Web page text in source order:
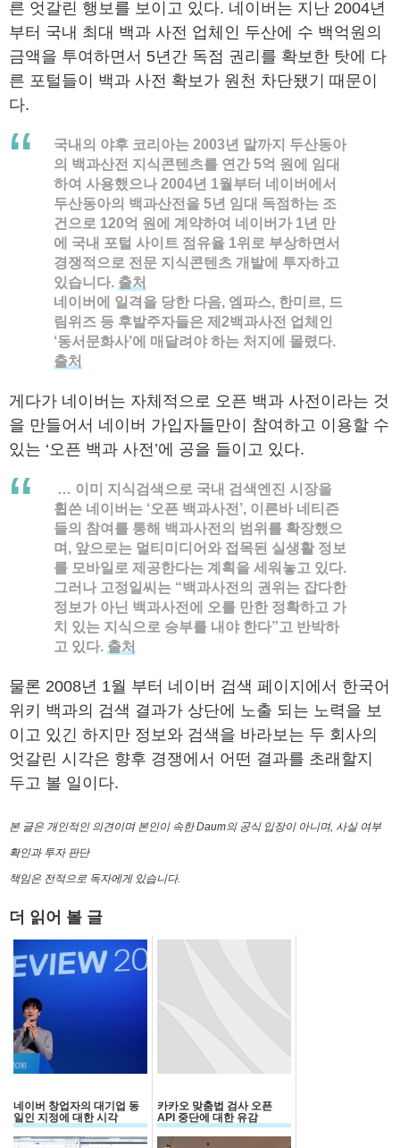
른 엇갈린 행보를 보이고 있다. 네이버는 지난 2004년
부터 국내 최대 백과 사전 업체인 두산에 수 백억원의
금액을 투여하면서 5년간 독점 권리를 확보한 탓에 다
른 포털들이 백과 사전 확보가 원천 차단됐기 때문이
다.
국내의 야후 코리아는 2003년 말까지 두산동아
의 백과산전 지식콘텐츠를 연간 5억 원에 임대
하여 사용했으나 2004년 1월부터 네이버에서
두산동아의 백과산전을 5년 임대 독점하는 조
건으로 120억 원에 계약하여 네이버가 1년 만
에 국내 포털 사이트 점유율 1위로 부상하면서
경쟁적으로 전문 지식콘텐츠 개발에 투자하고
있습니다. 출처
네이버에 일격을 당한 다음, 엠파스, 한미르, 드
림위즈 등 후발주자들은 제2백과사전 업체인
‘동서문화사’에 매달려야 하는 처지에 몰렸다.
출처
게다가 네이버는 자체적으로 오픈 백과 사전이라는 것
을 만들어서 네이버 가입자들만이 참여하고 이용할 수
있는 ‘오픈 백과 사전’에 공을 들이고 있다.
… 이미 지식검색으로 국내 검색엔진 시장을
휩쓴 네이버는 ‘오픈 백과사전’, 이른바 네티즌
들의 참여를 통해 백과사전의 범위를 확장했으
며, 앞으로는 멀티미디어와 접목된 실생활 정보
를 모바일로 제공한다는 계획을 세워놓고 있다.
그러나 고정일씨는 “백과사전의 권위는 잡다한
정보가 아닌 백과사전에 오를 만한 정확하고 가
치 있는 지식으로 승부를 내야 한다”고 반박하
고 있다. 출처
물론 2008년 1월 부터 네이버 검색 페이지에서 한국어
위키 백과의 검색 결과가 상단에 노출 되는 노력을 보
이고 있긴 하지만 정보와 검색을 바라보는 두 회사의
엇갈린 시각은 향후 경쟁에서 어떤 결과를 초래할지
두고 볼 일이다.
본 글은 개인적인 의견이며 본인이 속한 Daum의 공식 입장이 아니며, 사실 여부
확인과 투자 판단
책임은 전적으로 독자에게 있습니다.
더 읽어 볼 글
네이버 창업자의 대기업 동
일인 지정에 대한 시각
카카오 맞춤법 검사 오픈
API 중단에 대한 유감